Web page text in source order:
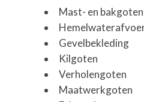
Mast- en bakgoten
Gevelbekleding
Kilgoten
Verholengoten
Maatwerkgoten